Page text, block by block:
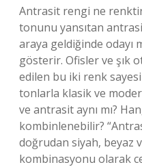
Antrasit rengi ne
tonunu yansıtan
araya geldiğinde odayı
gösterir. Ofisler ve şık
edilen bu iki renk
tonlarla klasik ve
ve antrasit aynı mı?
kombinlenebilir?
doğrudan siyah, beyaz
kombinasyonu olarak